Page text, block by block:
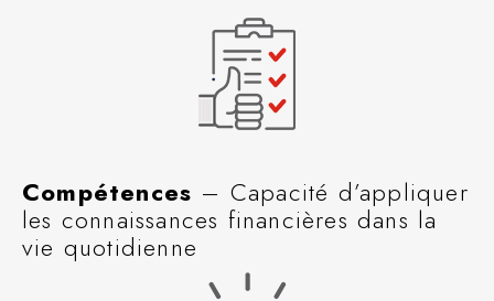
Compétences – Capacité d’appliquer
les connaissances financières dans la
vie quotidienne